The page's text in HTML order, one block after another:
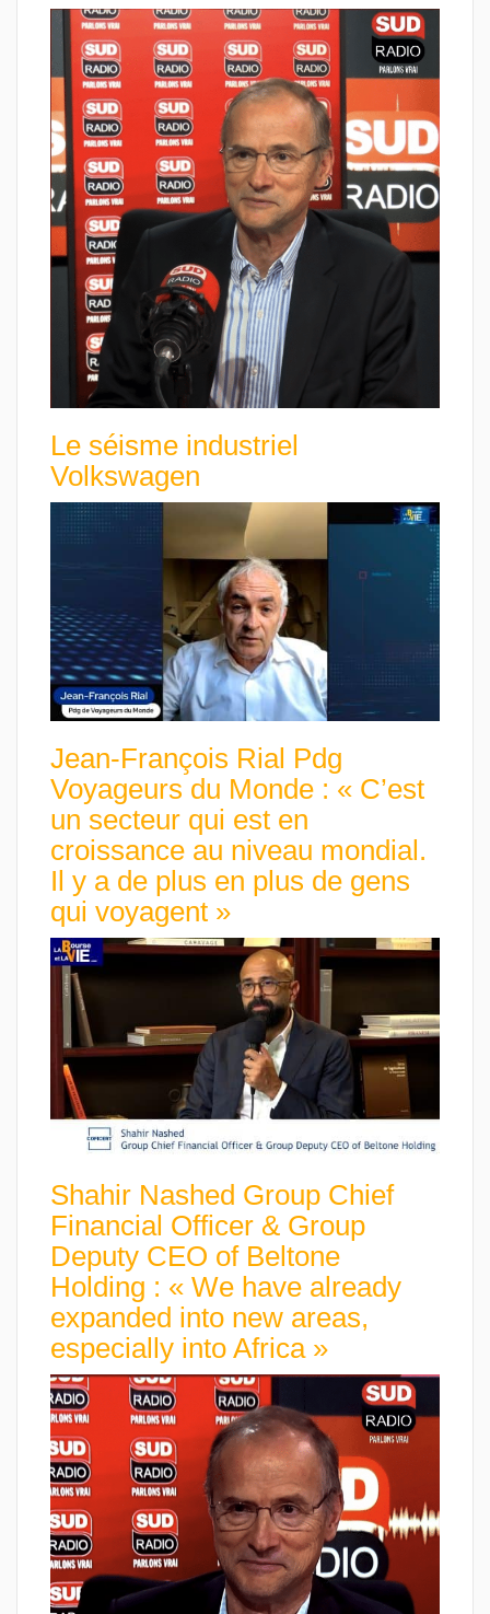
Le séisme industriel
Volkswagen
Jean-François Rial Pdg
Voyageurs du Monde : « C’est
un secteur qui est en
croissance au niveau mondial.
Il y a de plus en plus de gens
qui voyagent »
Shahir Nashed Group Chief
Financial Officer & Group
Deputy CEO of Beltone
Holding : « We have already
expanded into new areas,
especially into Africa »